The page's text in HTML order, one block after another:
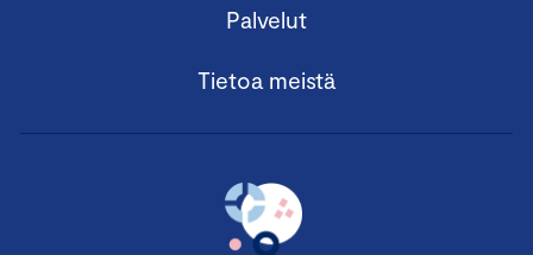
Palvelut
Tietoa meistä